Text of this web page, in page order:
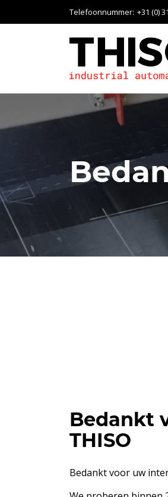
Telefoonnummer: +31 (0)
Bedankt
THISO
Bedankt voor uw